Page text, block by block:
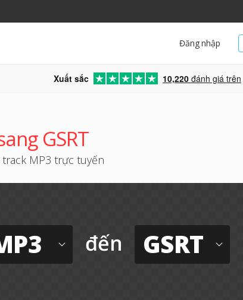
Đăng nhập
Xuất sắc 10,220 đánh giá trên
GSRT
MP3 trực tuyến
đến GSRT